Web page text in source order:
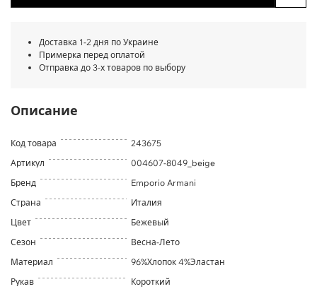
Доставка 1-2 дня по Украине
Примерка перед оплатой
Отправка до 3-х товаров по выбору
Описание
Код товара
243675
Артикул
004607-8049_beige
Бренд
Emporio Armani
Страна
Италия
Цвет
Бежевый
Сезон
Весна-Лето
Материал
96%Хлопок 4%Эластан
Рукав
Короткий